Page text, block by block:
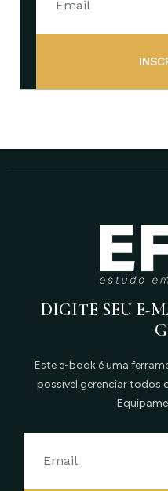
DIGITE SEU E-
Este e-book é uma
possível gerenciar todos